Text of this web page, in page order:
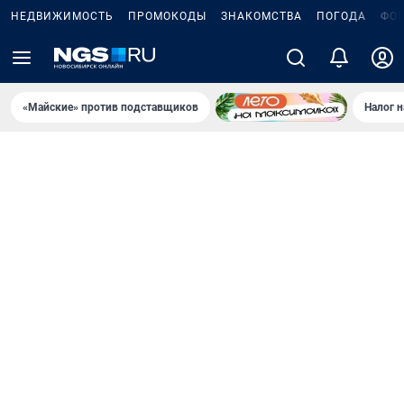
НЕДВИЖИМОСТЬ ПРОМОКОДЫ ЗНАКОМСТВА ПОГОДА
«Майские» против подставщиков Налог